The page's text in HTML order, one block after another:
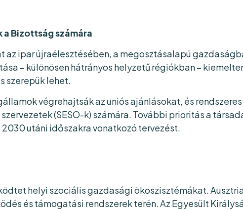
Bizottság számára
ipar újraélesztésében, a megosztásalapú
– különösen hátrányos helyzetű régiókban –
szerepük lehet.
végrehajtsák az uniós ajánlásokat, és
(SESO-k) számára. További prioritás a
utáni időszakra vonatkozó tervezést.
helyi szociális gazdasági ökoszisztémákat.
és támogatási rendszerek terén. Az Egyesült